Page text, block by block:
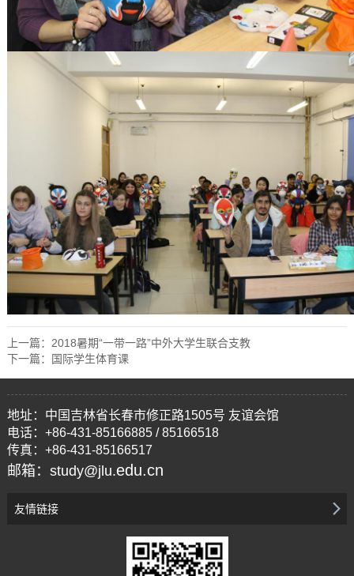
上一篇： 2018暑期“一带一路”中外大学生联合支教
下一篇：
国际学生体育课
地址：中国吉林省长春市修正路1505号 友谊会馆
电话：+86-431-85166885 / 85166518
传真：+86-431-85166517
邮箱：study@jlu.edu.cn
友情链接